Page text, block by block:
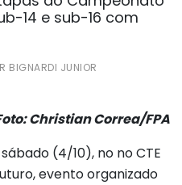
14 e sub-16 com
BIGNARDI JUNIOR
Christian Correa/FPA
(4/10), no no CTE
evento organizado